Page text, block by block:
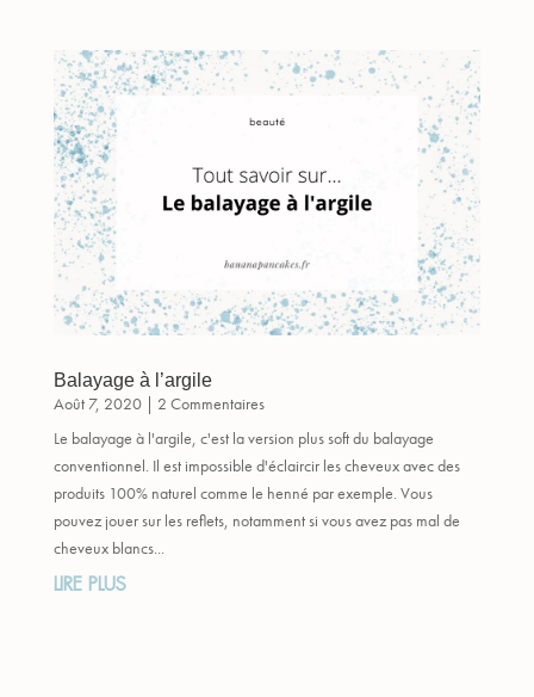
Balayage à l’argile
Août 7, 2020| 2 Commentaires
Le balayage à l'argile, c'est la version plus soft du balayage
conventionnel. Il est impossible d'éclaircir les cheveux avec des
produits 100% naturel comme le henné par exemple. Vous
pouvez jouer sur les reflets, notamment si vous avez pas mal de
cheveux blancs...
LIRE PLUS